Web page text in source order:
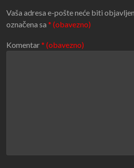
Vaša adresa e-pošte neće biti
označena sa* (obavezno)
Komentar* (obavezno)